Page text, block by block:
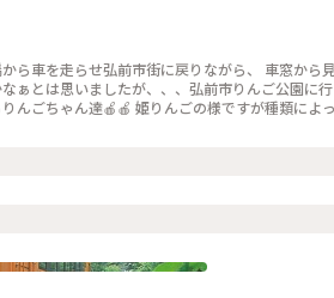
ら車を走らせ弘前市街に戻りながら、 車窓から
ぁとは思いましたが、、、弘前市りんご公園に
んごちゃん達🍎🍎 姫りんごの様ですが種類によ
園内のショップでも既に売っている種類も💡 園
雲が少しずつ取れて岩木山も見えて来ました〜🌥️⛰️ #カ